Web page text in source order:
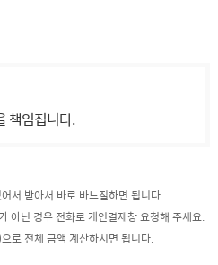
책임집니다.
서 받아서 바로 바느질하면 됩니다.
아닌 경우 전화로 개인결제창 요청해 주세요.
로 전체 금액 계산하시면 됩니다.